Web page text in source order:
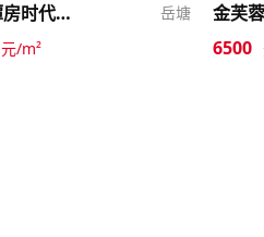
长房潭房时代公馆 岳塘
元/m²
金芙
6500